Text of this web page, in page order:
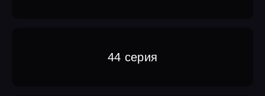
44 серия